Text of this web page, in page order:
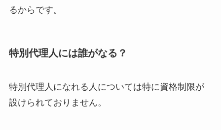
るからです。
特別代理人には誰がなる？
特別代理人になれる人については特に資格制限が
設けられておりません。